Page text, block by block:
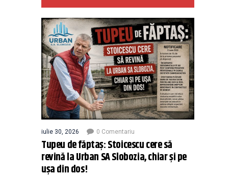
iulie 30, 2026 0 Comentariu
Tupeu de făptaș: Stoicescu cere să
revină la Urban SA Slobozia, chiar și pe
ușa din dos!